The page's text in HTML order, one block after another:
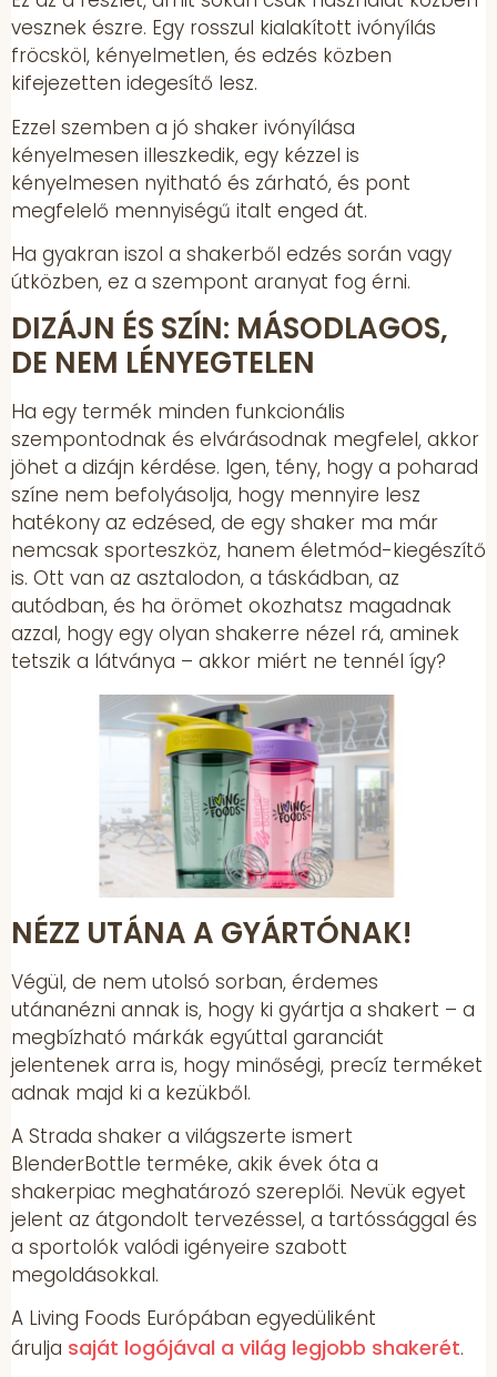
vesznek észre. Egy rosszul kialakított ivónyílás
fröcsköl, kényelmetlen, és edzés közben
kifejezetten idegesítő lesz.
Ezzel szemben a jó shaker ivónyílása
kényelmesen illeszkedik, egy kézzel is
kényelmesen nyitható és zárható, és pont
megfelelő mennyiségű italt enged át.
Ha gyakran iszol a shakerből edzés során vagy
útközben, ez a szempont aranyat fog érni.
DIZÁJN ÉS SZÍN: MÁSODLAGOS,
DE NEM LÉNYEGTELEN
Ha egy termék minden funkcionális
szempontodnak és elvárásodnak megfelel, akkor
jöhet a dizájn kérdése. Igen, tény, hogy a poharad
színe nem befolyásolja, hogy mennyire lesz
hatékony az edzésed, de egy shaker ma már
nemcsak sporteszköz, hanem életmód-kiegészítő
is. Ott van az asztalodon, a táskádban, az
autódban, és ha örömet okozhatsz magadnak
azzal, hogy egy olyan shakerre nézel rá, aminek
tetszik a látványa – akkor miért ne tennél így?
NÉZZ UTÁNA A GYÁRTÓNAK!
Végül, de nem utolsó sorban, érdemes
utánanézni annak is, hogy ki gyártja a shakert – a
megbízható márkák egyúttal garanciát
jelentenek arra is, hogy minőségi, precíz terméket
adnak majd ki a kezükből.
A Strada shaker a világszerte ismert
BlenderBottle terméke, akik évek óta a
shakerpiac meghatározó szereplői. Nevük egyet
jelent az átgondolt tervezéssel, a tartóssággal és
a sportolók valódi igényeire szabott
megoldásokkal.
A Living Foods Európában egyedüliként
árulja saját logójával a világ legjobb shakerét.